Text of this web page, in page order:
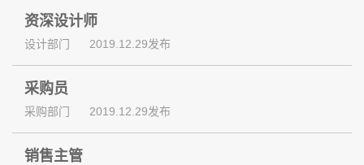
资深设计师
设计部门 2019.12.29发布
采购员
采购部门 2019.12.29发布
销售主管